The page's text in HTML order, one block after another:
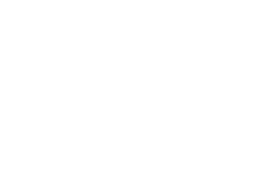
hotelů